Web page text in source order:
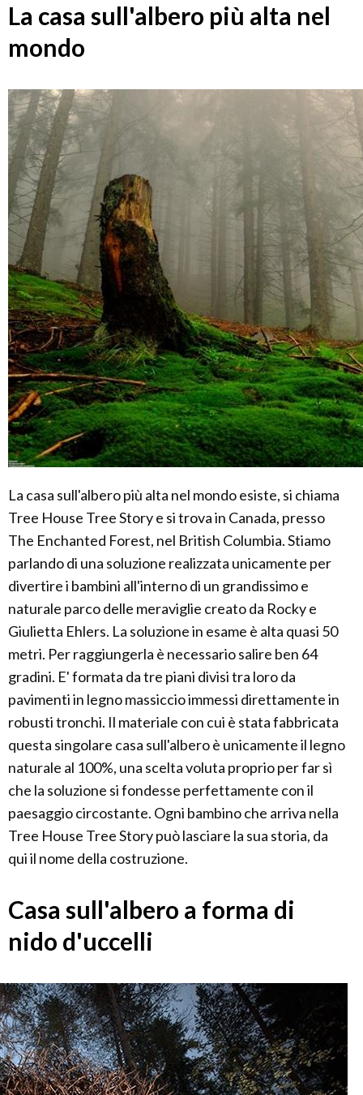
La casa sull'albero più alta nel
mondo
La casa sull'albero più alta nel mondo esiste, si chiama
Tree House Tree Story e si trova in Canada, presso
The Enchanted Forest, nel British Columbia. Stiamo
parlando di una soluzione realizzata unicamente per
divertire i bambini all'interno di un grandissimo e
naturale parco delle meraviglie creato da Rocky e
Giulietta Ehlers. La soluzione in esame è alta quasi 50
metri. Per raggiungerla è necessario salire ben 64
gradini. E' formata da tre piani divisi tra loro da
pavimenti in legno massiccio immessi direttamente in
robusti tronchi. Il materiale con cui è stata fabbricata
questa singolare casa sull'albero è unicamente il legno
naturale al 100%, una scelta voluta proprio per far sì
che la soluzione si fondesse perfettamente con il
paesaggio circostante. Ogni bambino che arriva nella
Tree House Tree Story può lasciare la sua storia, da
qui il nome della costruzione.
Casa sull'albero a forma di
nido d'uccelli